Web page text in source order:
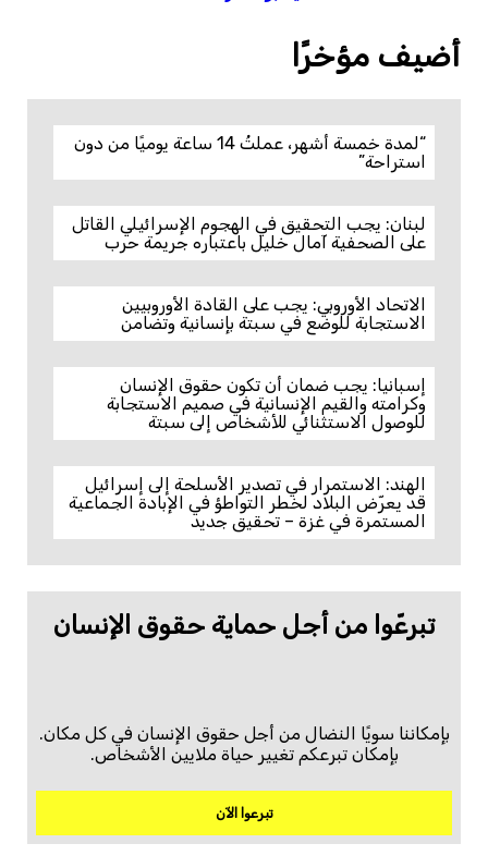
أضيف مؤخرًا
“لمدة خمسة أشهر، عملتُ 14 ساعة يوميًا من دون
استراحة”
لبنان: يجب التحقيق في الهجوم الإسرائيلي القاتل
على الصحفية آمال خليل باعتباره جريمة حرب
الاتحاد الأوروبي: يجب على القادة الأوروبيين
الاستجابة للوضع في سبتة بإنسانية وتضامن
إسبانيا: يجب ضمان أن تكون حقوق الإنسان
وكرامته والقيم الإنسانية في صميم الاستجابة
للوصول الاستثنائي للأشخاص إلى سبتة
الهند: الاستمرار في تصدير الأسلحة إلى إسرائيل
قد يعرّض البلاد لخطر التواطؤ في الإبادة الجماعية
المستمرة في غزة – تحقيق جديد
تبرعّوا من أجل حماية حقوق الإنسان
بإمكاننا سويًا النضال من أجل حقوق الإنسان في كل مكان.
بإمكان تبرعكم تغيير حياة ملايين الأشخاص.
تبرعوا الآن